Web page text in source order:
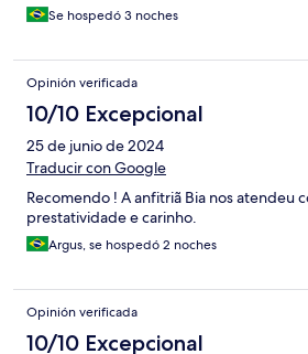
Se hospedó 3 noches
Opinión verificada
10/10 Excepcional
25 de junio de 2024
Traducir con Google
Recomendo ! A anfitriã Bia nos atendeu
prestatividade e carinho.
Argus, se hospedó 2 noches
Opinión verificada
10/10 Excepcional